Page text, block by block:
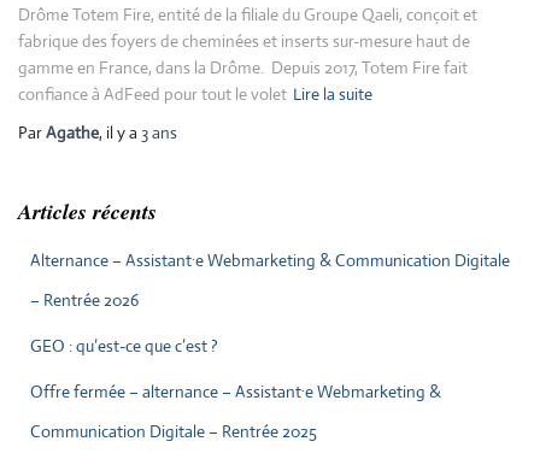
Drôme Totem Fire, entité de la filiale du Groupe Qaeli, conçoit et
fabrique des foyers de cheminées et inserts sur-mesure haut de
gamme en France, dans la Drôme. Depuis 2017, Totem Fire fait
confiance à AdFeed pour tout le volet Lire la suite
ParAgathe, il y a 3 ans
Articles récents
Alternance – Assistant·e Webmarketing & Communication Digitale
– Rentrée 2026
GEO : qu’est-ce que c’est ?
Offre fermée – alternance – Assistant·e Webmarketing &
Communication Digitale – Rentrée 2025